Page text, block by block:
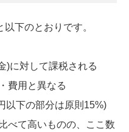
下のとおりです。
)に対して課税される
費用と異なる
以下の部分は原則15%)
べて高いものの、ここ数